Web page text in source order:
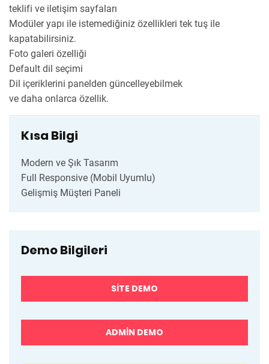
teklifi ve iletişim sayfaları
Modüler yapı ile istemediğiniz özellikleri tek tuş ile
kapatabilirsiniz.
Foto galeri özelliği
Default dil seçimi
Dil içeriklerini panelden güncelleyebilmek
ve daha onlarca özellik.
Kısa Bilgi
Modern ve Şık Tasarım
Full Responsive (Mobil Uyumlu)
Gelişmiş Müşteri Paneli
Demo Bilgileri
SITE DEMO
ADMIN DEMO